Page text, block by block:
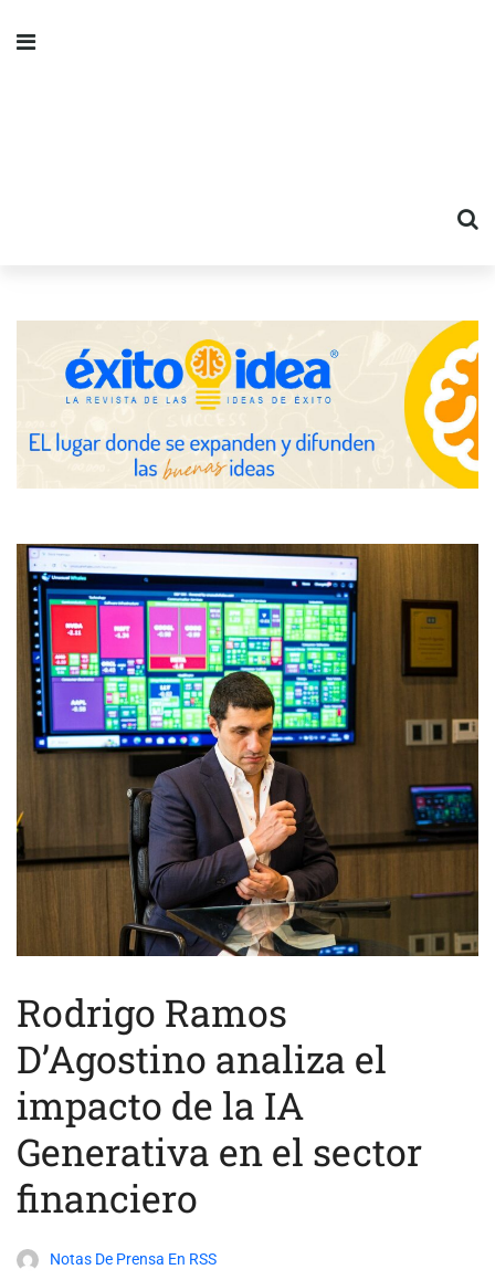
Rodrigo Ramos
D’Agostino analiza el
impacto de la IA
Generativa en el sector
financiero
Notas De Prensa En RSS